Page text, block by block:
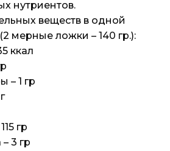
нутриентов.
веществ в одной
мерные ложки – 140 гр.):
ккал
– 1 гр
гр
3 гр